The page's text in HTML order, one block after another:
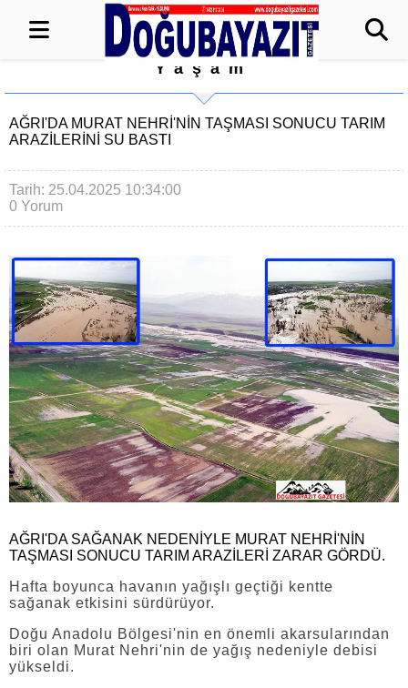
Yaşam
AĞRI'DA MURAT NEHRİ'NİN TAŞMASI SONUCU TARIM
ARAZİLERİNİ SU BASTI
Tarih: 25.04.2025 10:34:00
0 Yorum
AĞRI'DA SAĞANAK NEDENİYLE MURAT NEHRİ'NİN
TAŞMASI SONUCU TARIM ARAZİLERİ ZARAR GÖRDÜ.
Hafta boyunca havanın yağışlı geçtiği kentte
sağanak etkisini sürdürüyor.
Doğu Anadolu Bölgesi'nin en önemli akarsularından
biri olan Murat Nehri'nin de yağış nedeniyle debisi
yükseldi.